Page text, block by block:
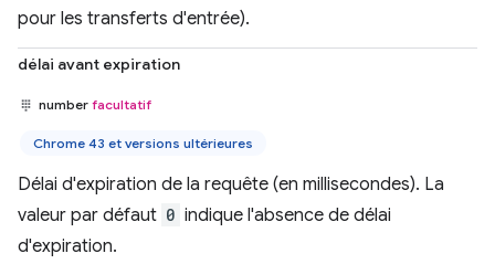
pour les transferts d'entrée).
délai avant expiration
number facultatif
Chrome 43 et versions ultérieures
Délai d'expiration de la requête (en millisecondes). La
valeur par défaut 0 indique l'absence de délai
d'expiration.